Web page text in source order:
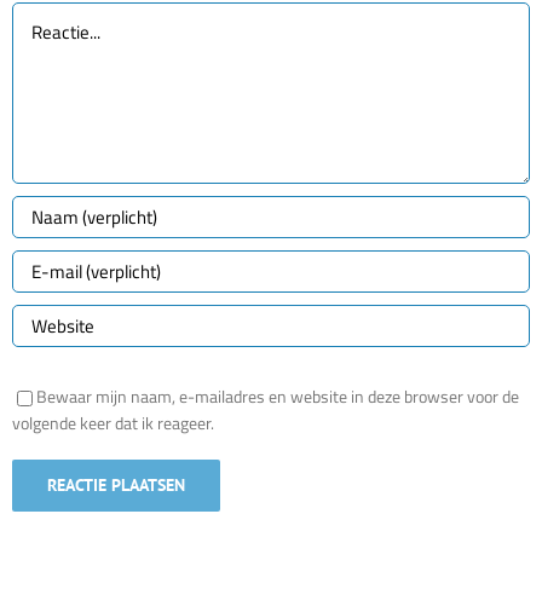
Reactie
Bewaar mijn naam, e-mailadres en website in deze browser voor de
volgende keer dat ik reageer.